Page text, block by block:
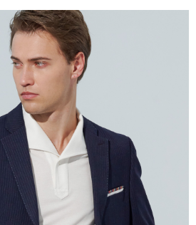
程】
先享後付」後，將跳轉至「AFTEE先享後付」
認金額後，即可完成結帳。
到繳費通知簡訊。
內，點擊此簡訊中的連結，可透過四大超商／
進行付款，方視為交易完成。
不需立刻繳費，但若您需要取消訂單，請聯絡
意取消之訂單仍視為有效，需透過AFTEE先享
先享後付 」之結帳頁面顯示為準，若有關於
欲退款等相關疑問，請聯繫「AFTEE先享後付
support/home
公司提供之「AFTEE先享後付」服務完成之交
提供個人資料，並將交易相關給付款項請求債
含以上)免運費
含以上)免運費